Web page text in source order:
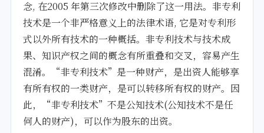
念, 在2005 年第三次修改中删除了这一用法。非专利
技术是一个非严格意义上的法律术语, 它是对专利形
式以外所有技术的一种概括。非专利技术与技术成
果、知识产权之间的概念有所重叠和交叉，容易产生
混淆。“非专利技术”是一种财产，是出资人能够享
有所有权的一类财产，是可以转移所有权的财产。因
此，“非专利技术”不是公知技术(公知技术不是任
何人的财产)，可以作为股东的出资。